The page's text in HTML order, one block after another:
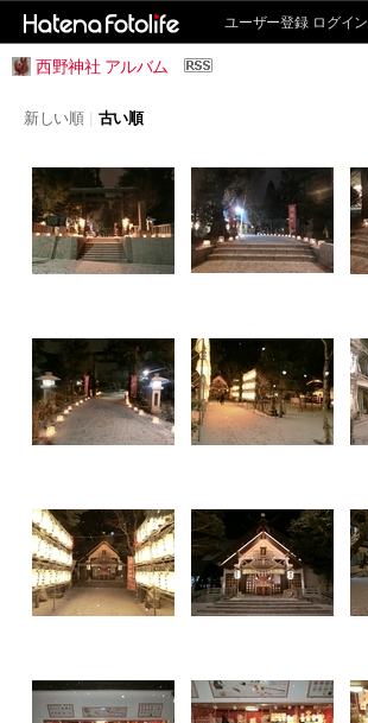
ユーザー登録 ログイン
西野神社 アルバム
新しい順 | 古い順